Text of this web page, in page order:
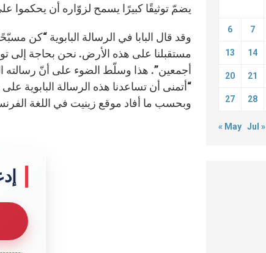
يضمّ توثيقًا كبيرًا يسمح لزوّاره أن يحكموا
وقد قال البابا في الرسالة البابوية “كن
مستقبلنا على هذه الأرض. نحن بحاجة إلى
أجمعين”. هذا وسلّط الضوء على أنّ رسالته
“أتمنى أن تساعدنا هذه الرسالة البابوية
وبحسب ما أفاد موقع زينيت في اللغة
6 7
13 14
20 21
27 28
« May Jul »